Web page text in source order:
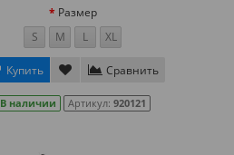
Размер
S
M L XL
Купить Сравнить
В наличии Артикул: 920121